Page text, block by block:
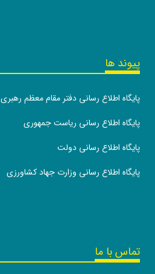
پیوند ها
پایگاه اطلاع رسانی دفتر مقام معظم رهبری
پایگاه اطلاع رسانی ریاست جمهوری
پایگاه اطلاع رسانی دولت
پایگاه اطلاع رسانی وزارت جهاد کشاورزی
تماس با ما